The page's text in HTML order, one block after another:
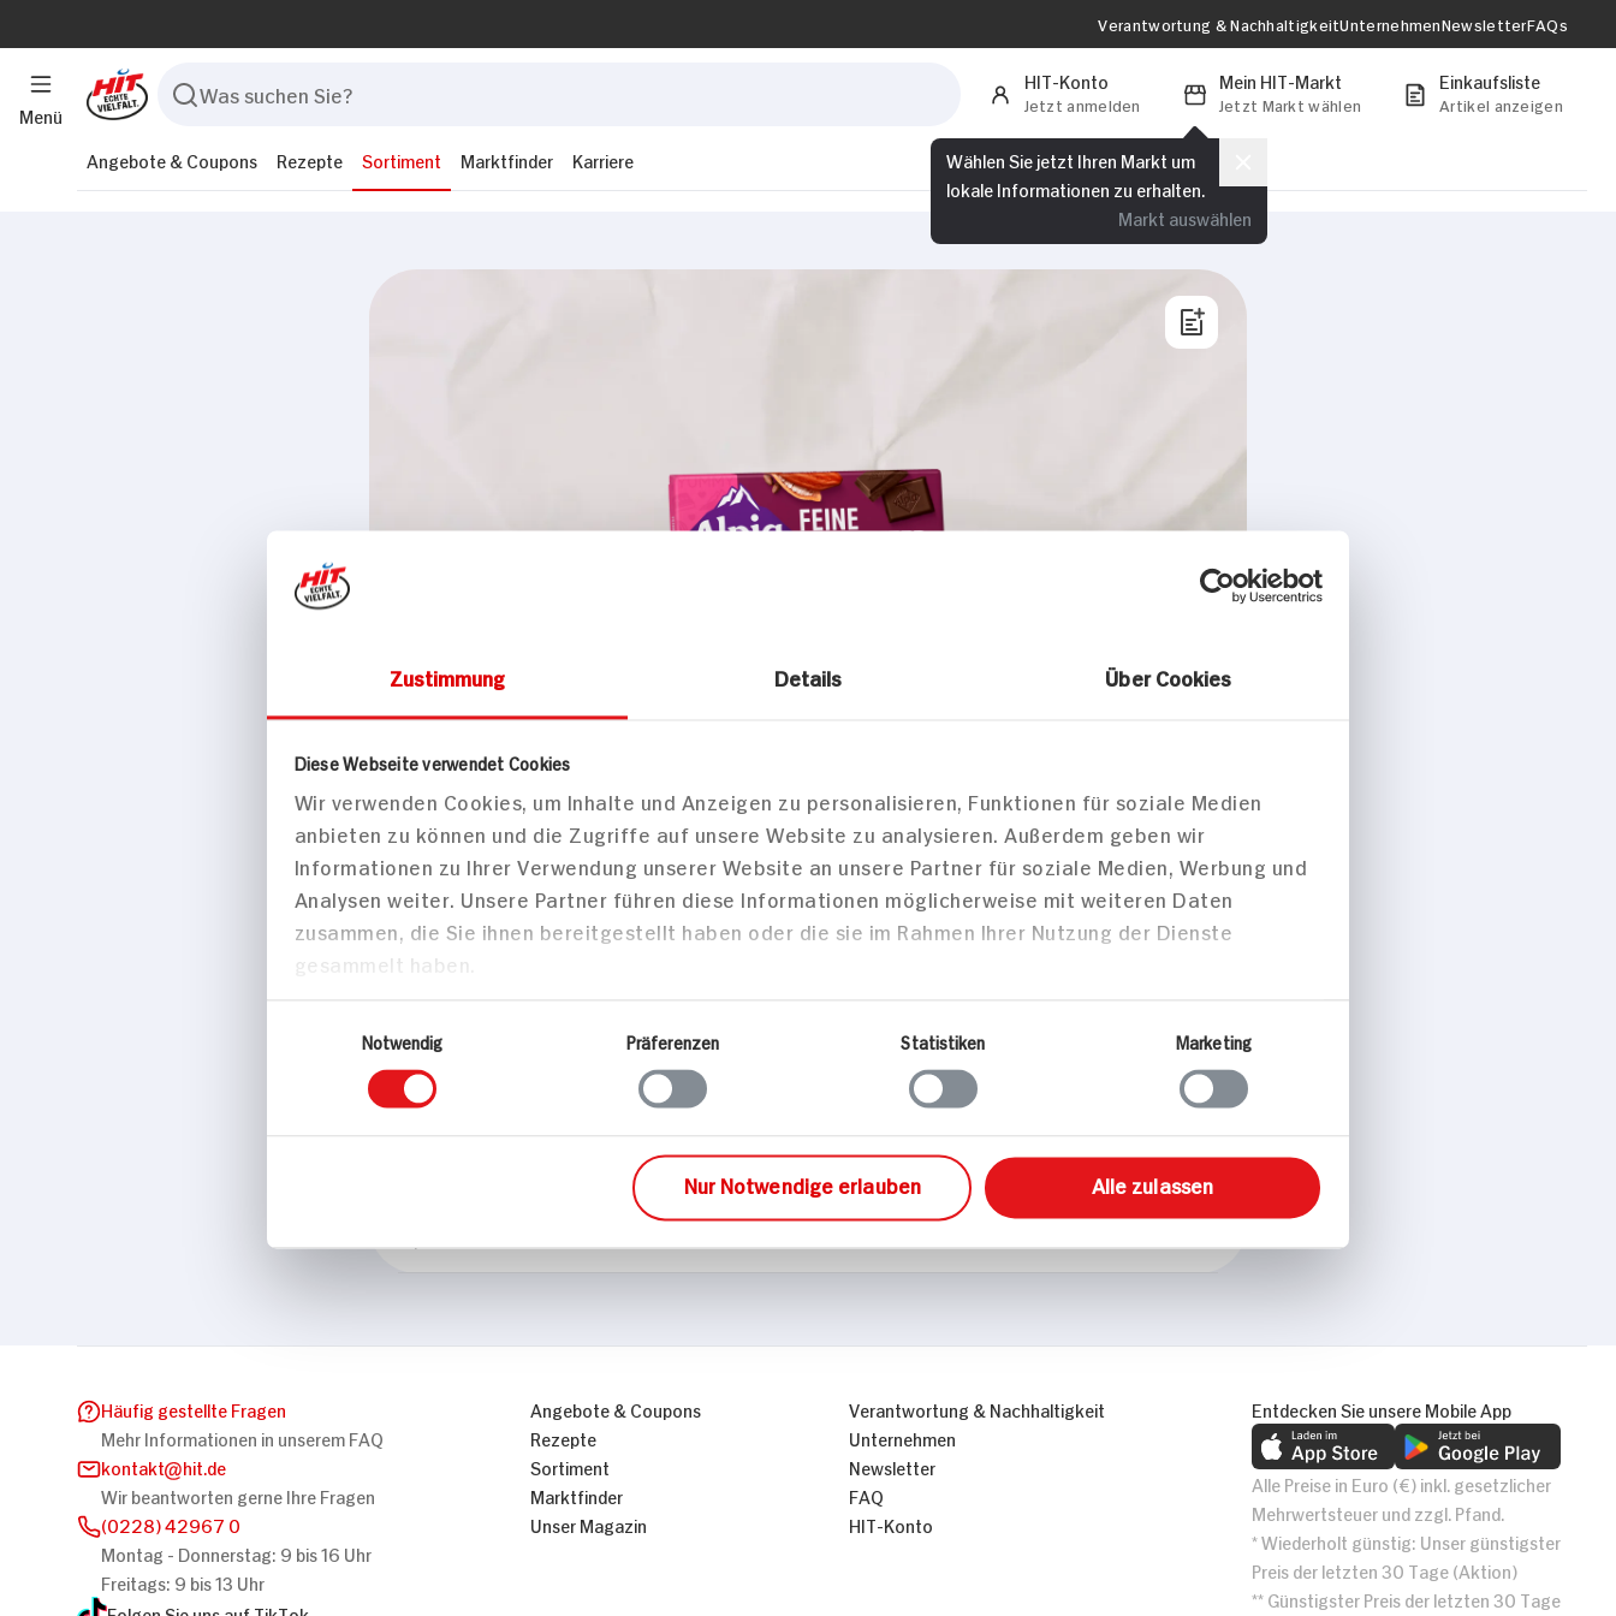
Zustimmung Details Über Cookies
Diese Webseite verwendet Cookies
Wir verwenden Cookies, um Inhalte und Anzeigen zu personalisieren, Funktionen für soziale Medien
anbieten zu können und die Zugriffe auf unsere Website zu analysieren. Außerdem geben wir
Informationen zu Ihrer Verwendung unserer Website an unsere Partner für soziale Medien, Werbung und
Analysen weiter. Unsere Partner führen diese Informationen möglicherweise mit weiteren Daten
zusammen, die Sie ihnen bereitgestellt haben oder die sie im Rahmen Ihrer Nutzung der Dienste
gesammelt haben.
Notwendig
Präferenzen Statistiken Marketing
Nur Notwendige erlauben Alle zulassen
Menü
Verantwortung & NachhaltigkeitUnternehmenNewsletterFAQs
HIT-Konto
Jetzt anmelden
Mein HIT-Markt
Jetzt Markt wählen
Wählen Sie jetzt Ihren Markt um
lokale Informationen zu erhalten.
Markt auswählen
Einkaufsliste
Artikel anzeigen
Angebote & Coupons Rezepte Sortiment Marktfinder Karriere
Süßes & Salziges Schokolade & Pralinen
Alpia Tafelschokolade Feine Zartbitter
100g Tafel
Markt finden
Bitte wählen Sie einen Markt aus,
Eigenschaften
Häufig gestellte Fragen
Mehr Informationen in unserem FAQ
kontakt
hit.de
Wir beantworten gerne Ihre Fragen
(0228) 42967 0
Montag - Donnerstag: 9 bis 16 Uhr
Freitags: 9 bis 13 Uhr
Angebote & Coupons
Rezepte
Sortiment
Marktfinder
Unser Magazin
Verantwortung & Nachhaltigkeit
Unternehmen
Newsletter
FAQ
HIT-Konto
Entdecken Sie unsere Mobile App
Alle Preise in Euro (€) inkl. gesetzlicher
Mehrwertsteuer und zzgl. Pfand.
* Wiederholt günstig: Unser günstigster
Preis der letzten 30 Tage (Aktion)
** Günstigster Preis der letzten 30 Tage